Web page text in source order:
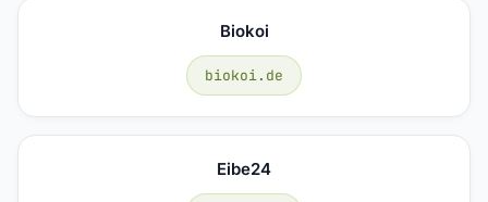
Biokoi
biokoi.de
Eibe24